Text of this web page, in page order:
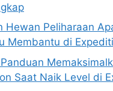
Hewan Peliharaan
Membantu di
Saat Naik Level di